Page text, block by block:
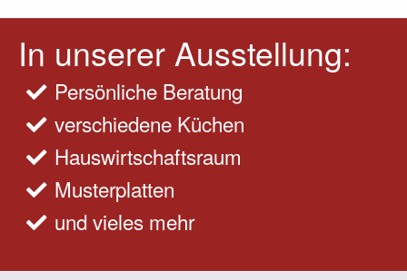
In unserer Ausstellung:
Persönliche Beratung
verschiedene Küchen
Hauswirtschaftsraum
Musterplatten
und vieles mehr